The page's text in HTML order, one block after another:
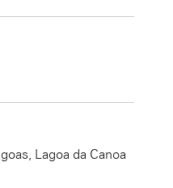
Lagoa da Canoa